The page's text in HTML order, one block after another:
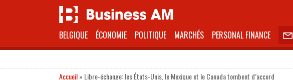
BELGIQUE ÉCONOMIE POLITIQUE MARCHÉS PERSONAL FINANCE 
Accueil» Libre-échange: les États-Unis, le Mexique et le Canada tombent d’accord